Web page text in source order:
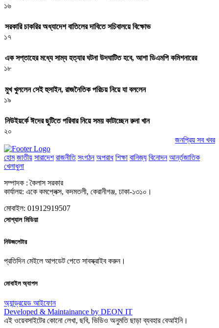
১৬
সরকারি চাকরির অধ্যাদেশ বাতিলের দাবিতে সচিবালয়ে বিক্ষোভ
১৭
এক সপ্তাহের মধ্যে সাম্য হত্যার ঘটনা উদঘাটিত হবে, আশা ডিএমপি কমিশনারের
১৮
মুখ খুললেন সেই হুসাইন, রাজনৈতিক পরিচয় নিয়ে যা বললেন
১৯
নিউইয়র্কে ঈদের ছুটিতে পরিবার নিয়ে সময় কাটাচ্ছেন রুনা খান
২০
জনপ্রিয় সব খবর
হোম জাতীয় সারাদেশ রাজনীতি সংগঠন অপরাধ শিক্ষা বানিজ্য বিনোদন আর্ন্তজাতিক
খেলাধুলা
সম্পাদক : কৈলাস সরকার
কার্যালয়: একে কমপ্লেক্স, কদমতলী, কেরানীগঞ্জ, ঢাকা-১৩১০।
মোবাইল: 01912919507
সোশ্যাল মিডিয়া
নিউজলেটার
প্রতিদিন মেইলে আপডেট পেতে সাবস্ক্রাইব করুন।
মোবাইল অ্যাপস
অ্যান্ড্রয়েড আইফোন
Developed & Maintainance by DEON IT
এই ওয়েবসাইটের কোনো লেখা, ছবি, ভিডিও অনুমতি ছাড়া ব্যবহার বেআইনি।